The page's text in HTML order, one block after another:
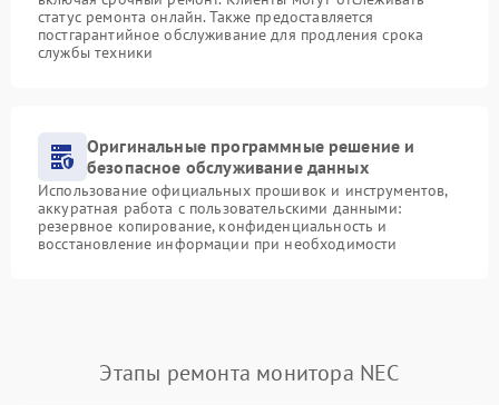
статус ремонта онлайн. Также предоставляется
постгарантийное обслуживание для продления срока
службы техники
Оригинальные программные решение и
безопасное обслуживание данных
Использование официальных прошивок и инструментов,
аккуратная работа с пользовательскими данными:
резервное копирование, конфиденциальность и
восстановление информации при необходимости
Этапы ремонта монитора NEC